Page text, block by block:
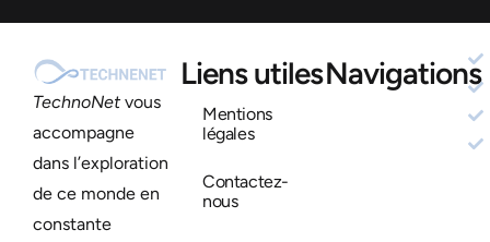
TechnoNetvous
accompagne
dans l’exploration
de ce monde en
constante
Liens utiles
Mentions
légales
Contactez-
nous
Navigations